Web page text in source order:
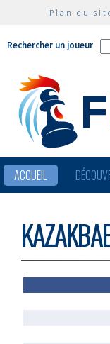
Plan du
Rechercher un joueur
ACCUEIL